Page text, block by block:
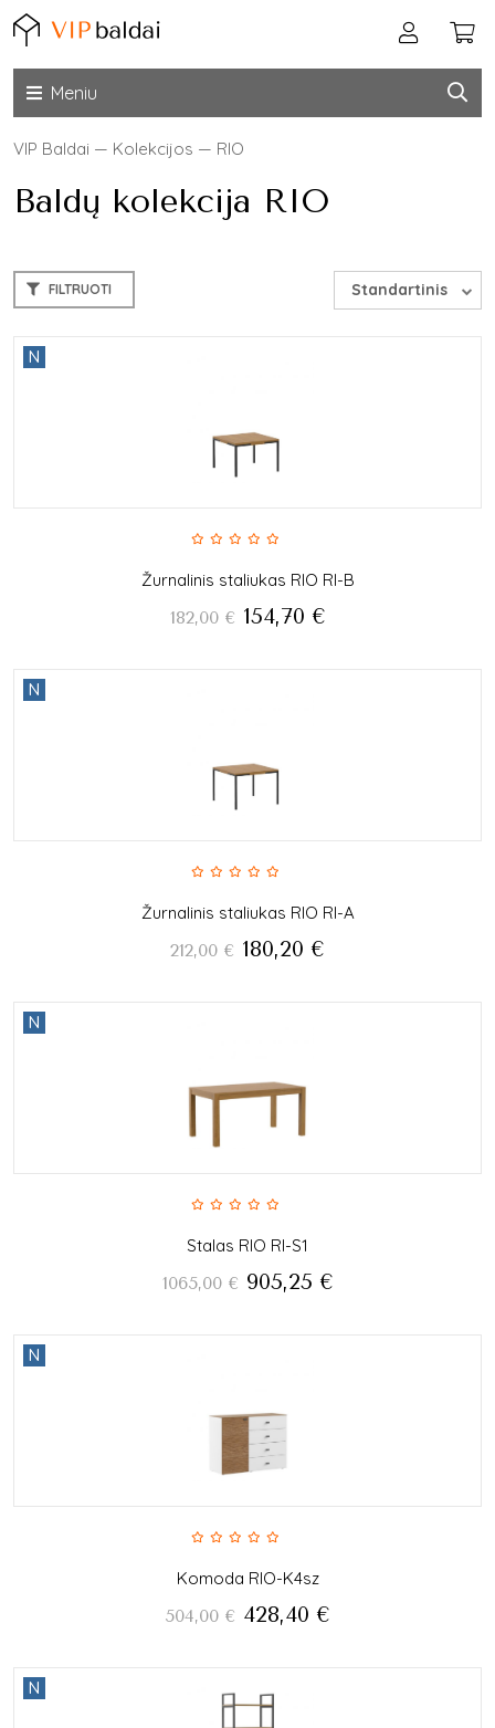
Meniu
VIP Baldai — Kolekcijos — RIO
Baldų kolekcija RIO
FILTRUOTI Standartinis
N
Žurnalinis staliukas RIO RI-B
182,00 € 154,70 €
N
Žurnalinis staliukas RIO RI-A
212,00 € 180,20 €
N
Stalas RIO RI-S1
1065,00 € 905,25 €
N
Komoda RIO-K4sz
504,00 € 428,40 €
N